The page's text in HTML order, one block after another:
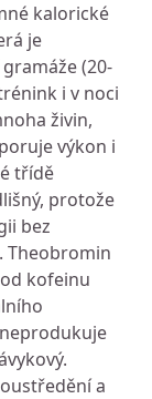
kalorické
je
(20-
i v noci
živin,
výkon i
třídě
protože
bez
Theobromin
kofeinu
a